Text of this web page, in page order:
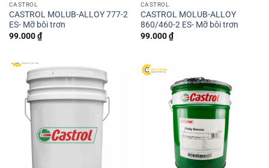
CASTROL
CASTROL MOLUB-ALLOY 777-2
ES- Mỡ bôi trơn
99.000₫
CASTROL
CASTROL MOLUB-ALLOY
860/460-2 ES- Mỡ bôi trơn
99.000₫